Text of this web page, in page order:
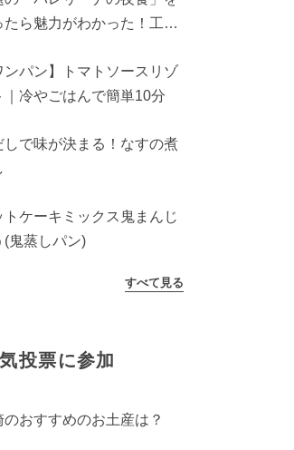
たら魅力がわかった！工程
ンパン】トマトソースリゾ
｜冷やごはんで簡単10分
しで味が決まる！なすの煮
トケーキミックス鬼まんじ
(鬼蒸しパン)
すべて見る
投票に参加
のおすすめのお土産は？